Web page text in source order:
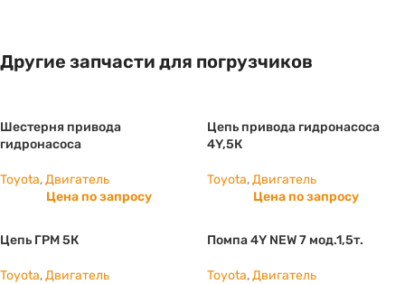
Другие запчасти для погрузчиков
Шестерня привода
гидронасоса
Toyota,Двигатель
Цена по запросу
Цепь привода гидронасоса
4Y,5К
Toyota,Двигатель
Цена по запросу
Цепь ГРМ 5К
Toyota,Двигатель
Помпа 4Y NEW 7 мод.1,5т.
Toyota,Двигатель